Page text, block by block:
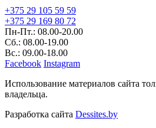
+375 29 105 59 59
+375 29 169 80 72
Пн-Пт.: 08.00-20.00
Сб.: 08.00-19.00
Вс.: 09.00-18.00
Facebook Instagram
Использование материалов сайта
владельца.
Разработка сайта Dessites.by